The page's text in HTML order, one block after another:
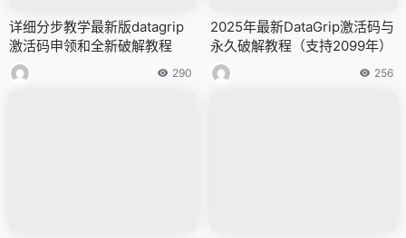
详细分步教学最新版datagrip
激活码申领和全新破解教程
290
2025年最新DataGrip激活码与
永久破解教程（支持2099年）
256